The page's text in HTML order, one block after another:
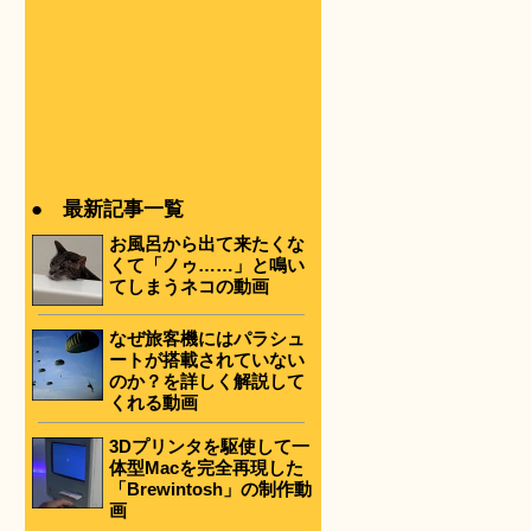
● 最新記事一覧
お風呂から出て来たくな
くて「ノゥ……」と鳴い
てしまうネコの動画
なぜ旅客機にはパラシュ
ートが搭載されていない
のか？を詳しく解説して
くれる動画
3Dプリンタを駆使して一
体型Macを完全再現した
「Brewintosh」の制作動
画